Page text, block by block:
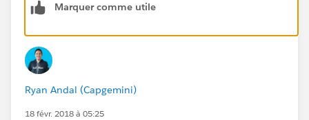
Marquer comme utile
Ryan Andal (Capgemini)
18 févr. 2018 à 05:25